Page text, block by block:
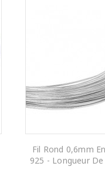
Fil Rond 0,6mm
925 - Longueur